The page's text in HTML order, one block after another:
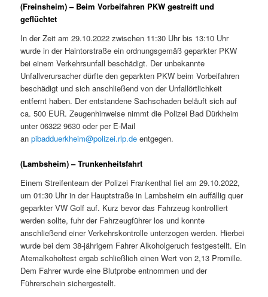
(Freinsheim) – Beim Vorbeifahren PKW gestreift und
geflüchtet
In der Zeit am 29.10.2022 zwischen 11:30 Uhr bis 13:10 Uhr
wurde in der Haintorstraße ein ordnungsgemäß geparkter PKW
bei einem Verkehrsunfall beschädigt. Der unbekannte
Unfallverursacher dürfte den geparkten PKW beim Vorbeifahren
beschädigt und sich anschließend von der Unfallörtlichkeit
entfernt haben. Der entstandene Sachschaden beläuft sich auf
ca. 500 EUR. Zeugenhinweise nimmt die Polizei Bad Dürkheim
unter 06322 9630 oder per E-Mail
anpibadduerkheim@polizei.rlp.de entgegen.
(Lambsheim) – Trunkenheitsfahrt
Einem Streifenteam der Polizei Frankenthal fiel am 29.10.2022,
um 01:30 Uhr in der Hauptstraße in Lambsheim ein auffällig quer
geparkter VW Golf auf. Kurz bevor das Fahrzeug kontrolliert
werden sollte, fuhr der Fahrzeugführer los und konnte
anschließend einer Verkehrskontrolle unterzogen werden. Hierbei
wurde bei dem 38-jährigem Fahrer Alkoholgeruch festgestellt. Ein
Atemalkoholtest ergab schließlich einen Wert von 2,13 Promille.
Dem Fahrer wurde eine Blutprobe entnommen und der
Führerschein sichergestellt.